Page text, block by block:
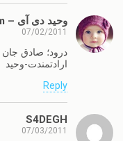
وحید دی آی – yekweb.com
07/02/2011
درود؛ صادق
ارادتمندت-وحید
Reply
S4DEGH
07/03/2011